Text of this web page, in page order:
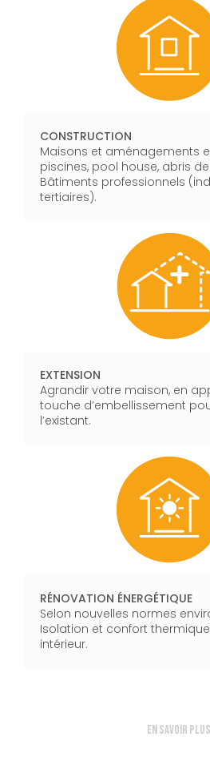
CONSTRUCTION
Maisons et aménagements
piscines, pool house, abris
Bâtiments professionnels
tertiaires).
EXTENSION
Agrandir votre maison, en
touche d’embellissement
l’existant.
RÉNOVATION ÉNERGÉTIQUE
Selon nouvelles normes
Isolation et confort
intérieur.
En savoir plus